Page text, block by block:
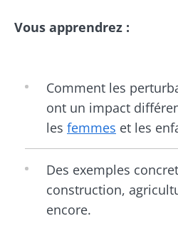
Vous apprendrez :
Comment les
ont un impact
les femmes et les
Des exemples
construction,
encore.
elles
plus